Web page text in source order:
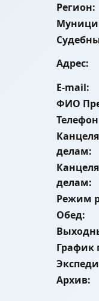
Регион:
Адрес:
E-mail:
ФИО
делам:
делам:
Режим
Обед:
График
Архив: